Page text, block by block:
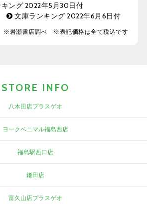
キング 2022年5月30日付
文庫ランキング 2022年6月6日付
※岩瀬書店調べ ※表記価格は全て税込です
STORE INFO
八木田店プラスゲオ
ヨークベニマル福島西店
福島駅西口店
鎌田店
富久山店プラスゲオ